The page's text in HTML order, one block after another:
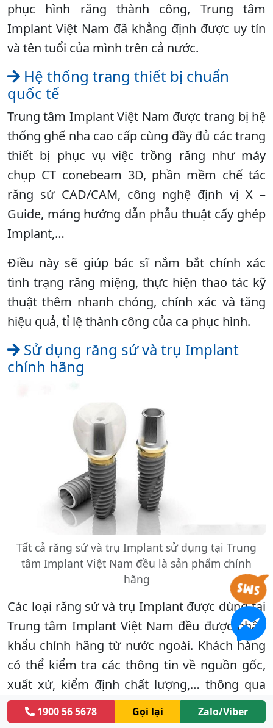
phục hình răng thành công, Trung tâm
Implant Việt Nam đã khẳng định được uy tín
và tên tuổi của mình trên cả nước.
Hệ thống trang thiết bị chuẩn
quốc tế
Trung tâm Implant Việt Nam được trang bị hệ
thống ghế nha cao cấp cùng đầy đủ các trang
thiết bị phục vụ việc trồng răng như máy
chụp CT conebeam 3D, phần mềm chế tác
răng sứ CAD/CAM, công nghệ định vị X –
Guide, máng hướng dẫn phẫu thuật cấy ghép
Implant,…
Điều này sẽ giúp bác sĩ nắm bắt chính xác
tình trạng răng miệng, thực hiện thao tác kỹ
thuật thêm nhanh chóng, chính xác và tăng
hiệu quả, tỉ lệ thành công của ca phục hình.
Sử dụng răng sứ và trụ Implant
chính hãng
Tất cả răng sứ và trụ Implant sử dụng tại Trung
tâm Implant Việt Nam đều là sản phẩm chính
hãng
Các loại răng sứ và trụ Implant được dùng tại
Trung tâm Implant Việt Nam đều được nhập
khẩu chính hãng từ nước ngoài. Khách hàng
có thể kiểm tra các thông tin về nguồn gốc,
xuất xứ, kiểm định chất lượng,… thông qua
giấy tờ, thông tin trên bao bì và thẻ bảo hành
chính hãng trước khi sử dụng dịch vụ tại nha
1900 56 5678 Gọi lại Zalo/Viber